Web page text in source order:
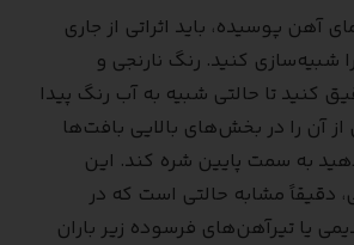
آهن پوسیده، باید اثراتی از جاری
کنید. رنگ نارنجی و
کنید تا حالتی شبیه به آب رنگ پیدا
آن را در بخش‌های بالایی بافت‌ها
به سمت پایین شره کند. این
دقیقاً مشابه حالتی است که در
یا تیرآهن‌های فرسوده زیر باران